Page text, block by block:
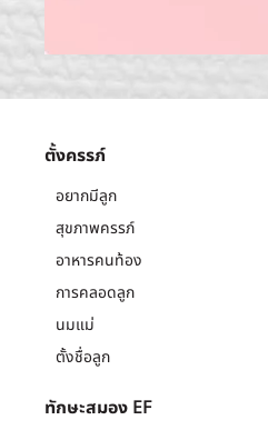
ตั้งครรภ์
อยากมีลูก
สุขภาพครรภ์
อาหารคนท้อง
การคลอดลูก
นมแม่
ตั้งชื่อลูก
ทักษะสมอง EF